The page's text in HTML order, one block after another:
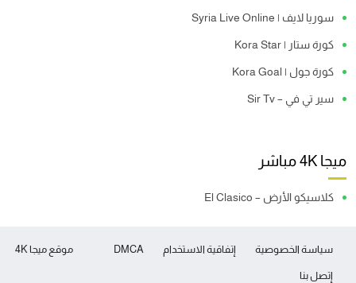
سوريا لايف | Syria Live Online
كورة ستار | Kora Star
كورة جول | Kora Goal
سير تي في – Sir Tv
ميجا 4K مباشر
كلاسيكو الأرض – El Clasico
موقع ميجا 4K سياسة الخصوصية إتفاقية الاستخدام DMCA
إتصل بنا